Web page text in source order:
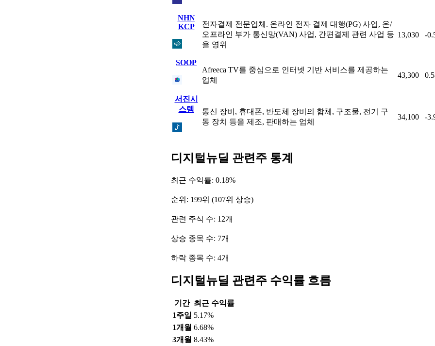
NHN
KCP
전자결제 전문업체. 온라인 전자 결제 대행(PG) 사업, 온/
오프라인 부가 통신망(VAN) 사업, 간편결제 관련 사업 등
을 영위
13,030 -
SOOP
Afreeca TV를 중심으로 인터넷 기반 서비스를 제공하는
업체
43,300
서진시
스템
통신 장비, 휴대폰, 반도체 장비의 함체, 구조물, 전기 구
동 장치 등을 제조, 판매하는 업체
34,100 -
디지털뉴딜 관련주 통계
최근 수익률: 0.18%
순위: 199위 (107위 상승)
관련 주식 수: 12개
상승 종목 수: 7개
하락 종목 수: 4개
디지털뉴딜 관련주 수익률 흐름
기간 최근 수익률
1주일 5.17%
1개월 6.68%
3개월 8.43%